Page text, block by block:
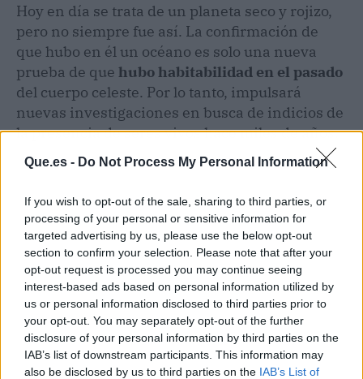
Que.es - Do Not Process My Personal Information
If you wish to opt-out of the sale, sharing to third parties, or
processing of your personal or sensitive information for
targeted advertising by us, please use the below opt-out
section to confirm your selection. Please note that after your
opt-out request is processed you may continue seeing
interest-based ads based on personal information utilized by
us or personal information disclosed to third parties prior to
your opt-out. You may separately opt-out of the further
disclosure of your personal information by third parties on the
IAB’s list of downstream participants. This information may
also be disclosed by us to third parties on the IAB’s List of
Hoy en día se trata de un planeta seco y rojizo,
pero no siempre fue así. La confirmación de
que hubo en él un océano es solo una nueva
prueba de que hubo habitabilidad en el pasado
del cuerpo celeste. Por lo tanto, impulsará
nuevas investigaciones en busca de indicios de
la presencia de seres vivos hace miles de años.